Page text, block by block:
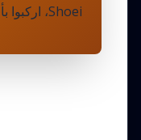
Shoei، اركبوا بأمان!